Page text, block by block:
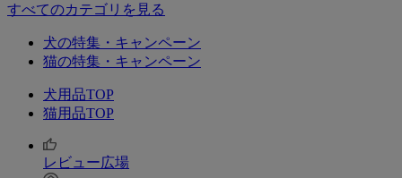
すべてのカテゴリを見る
犬の特集・キャンペーン
猫の特集・キャンペーン
犬用品TOP
猫用品TOP
レビュー広場